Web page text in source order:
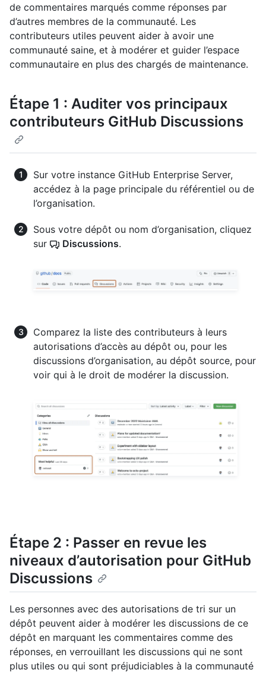
de commentaires marqués comme réponses par
d’autres membres de la communauté. Les
contributeurs utiles peuvent aider à avoir une
communauté saine, et à modérer et guider l’espace
communautaire en plus des chargés de maintenance.
Étape 1 : Auditer vos principaux
contributeurs GitHub Discussions
Sur votre instance GitHub Enterprise Server,
accédez à la page principale du référentiel ou de
l’organisation.
Sous votre dépôt ou nom d’organisation, cliquez
sur
Discussions.
Comparez la liste des contributeurs à leurs
autorisations d’accès au dépôt ou, pour les
discussions d’organisation, au dépôt source, pour
voir qui à le droit de modérer la discussion.
Étape 2 : Passer en revue les
niveaux d’autorisation pour GitHub
Discussions
Les personnes avec des autorisations de tri sur un
dépôt peuvent aider à modérer les discussions de ce
dépôt en marquant les commentaires comme des
réponses, en verrouillant les discussions qui ne sont
plus utiles ou qui sont préjudiciables à la communauté